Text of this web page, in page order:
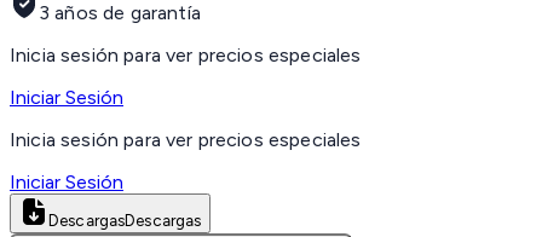
3 años de garantía
Inicia sesión para ver precios especiales
Iniciar Sesión
Inicia sesión para ver precios especiales
Iniciar Sesión
DescargasDescargas